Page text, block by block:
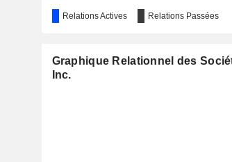
Relations Actives Relations Passées
Graphique Relationnel des
Inc.